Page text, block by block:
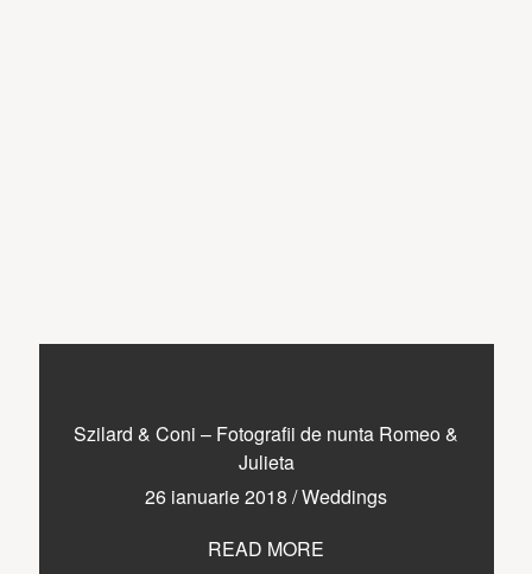
Szilard & Coni – Fotografii de nunta Romeo &
Julieta
26 ianuarie 2018 /Weddings
READ MORE